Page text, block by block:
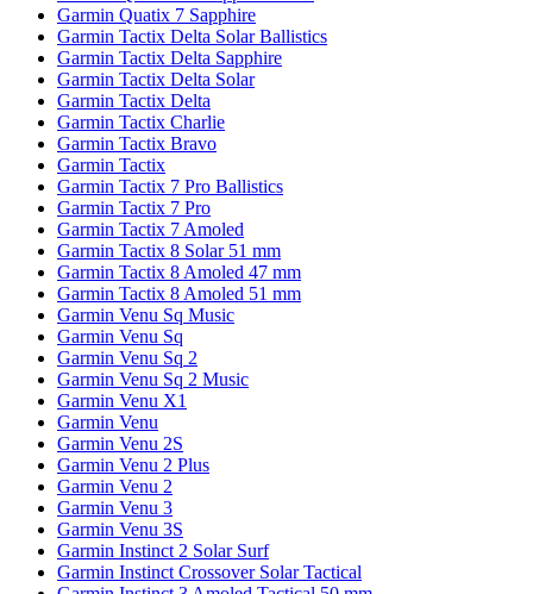
Garmin Quatix 7 Sapphire
Garmin Tactix Delta Solar Ballistics
Garmin Tactix Delta Sapphire
Garmin Tactix Delta Solar
Garmin Tactix Delta
Garmin Tactix Charlie
Garmin Tactix Bravo
Garmin Tactix
Garmin Tactix 7 Pro Ballistics
Garmin Tactix 7 Pro
Garmin Tactix 7 Amoled
Garmin Tactix 8 Solar 51 mm
Garmin Tactix 8 Amoled 47 mm
Garmin Tactix 8 Amoled 51 mm
Garmin Venu Sq Music
Garmin Venu Sq
Garmin Venu Sq 2
Garmin Venu Sq 2 Music
Garmin Venu X1
Garmin Venu
Garmin Venu 2S
Garmin Venu 2 Plus
Garmin Venu 2
Garmin Venu 3
Garmin Venu 3S
Garmin Instinct 2 Solar Surf
Garmin Instinct Crossover Solar Tactical